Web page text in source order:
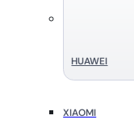
HUAWEI
XIAOMI